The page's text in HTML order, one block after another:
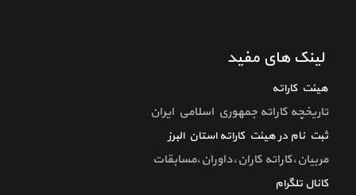
لینک های مفید
هیئت کاراته
تاريخچه كاراته جمهوري اسلامي ايران
ثبت نام در هیئت کاراته استان البرز
مربیان،کاراته کاران،داوران،مسابقات
کانال تلگرام